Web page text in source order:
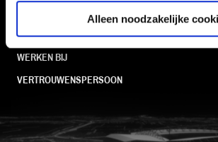
Alleen noodzakelijke
VEELGESTELDE VRAGEN
CONTACT
WERKEN BIJ
VERTROUWENSPERSOON
FC